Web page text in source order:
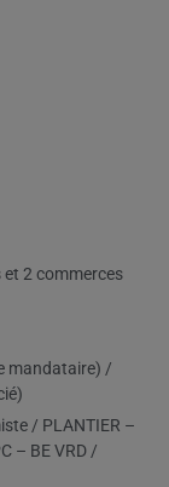
2 commerces
mandataire) /
/ PLANTIER –
– BE VRD /